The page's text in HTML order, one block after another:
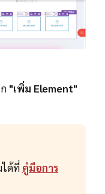
"เพิ่ม Element"
ได้ที่ คู่มือการ